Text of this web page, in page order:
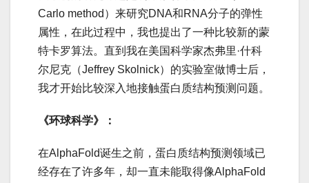
Carlo method）来研究DNA和RNA分子的弹性
属性，在此过程中，我也提出了一种比较新的蒙
特卡罗算法。直到我在美国科学家杰弗里·什科
尔尼克（Jeffrey Skolnick）的实验室做博士后，
我才开始比较深入地接触蛋白质结构预测问题。
《环球科学》：
在AlphaFold诞生之前，蛋白质结构预测领域已
经存在了许多年，却一直未能取得像AlphaFold